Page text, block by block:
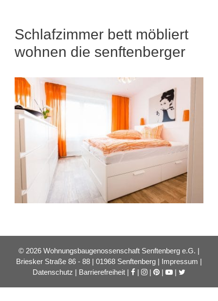
Schlafzimmer bett möbliert
wohnen die senftenberger
© 2026 Wohnungsbaugenossenschaft Senftenberg e.G. |
Briesker Straße 86 - 88 | 01968 Senftenberg | Impressum |
Datenschutz | Barrierefreiheit | | | | |